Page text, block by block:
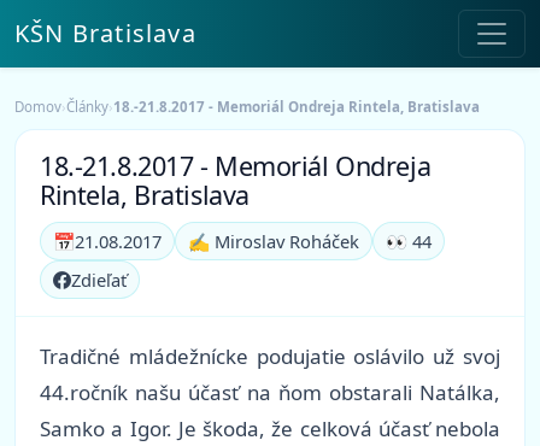
KŠN Bratislava
Domov›Články›18.-21.8.2017 - Memoriál Ondreja Rintela, Bratislava
18.-21.8.2017 - Memoriál Ondreja
Rintela, Bratislava
📅21.08.2017 ✍️ Miroslav Roháček
👀 44
Zdieľať
Tradičné mládežnícke podujatie oslávilo už svoj
44.ročník našu účasť na ňom obstarali Natálka,
Samko a Igor. Je škoda, že celková účasť nebola